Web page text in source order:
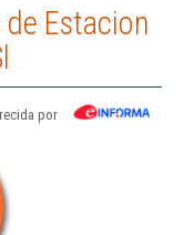
Estacion
por